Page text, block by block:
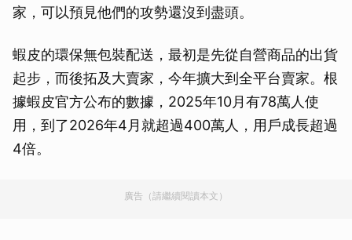
家，可以預見他們的攻勢還沒到盡頭。
蝦皮的環保無包裝配送，最初是先從自營商品的出貨
起步，而後拓及大賣家，今年擴大到全平台賣家。根
據蝦皮官方公布的數據，2025年10月有78萬人使
用，到了2026年4月就超過400萬人，用戶成長超過
4倍。
廣告（請繼續閱讀本文）